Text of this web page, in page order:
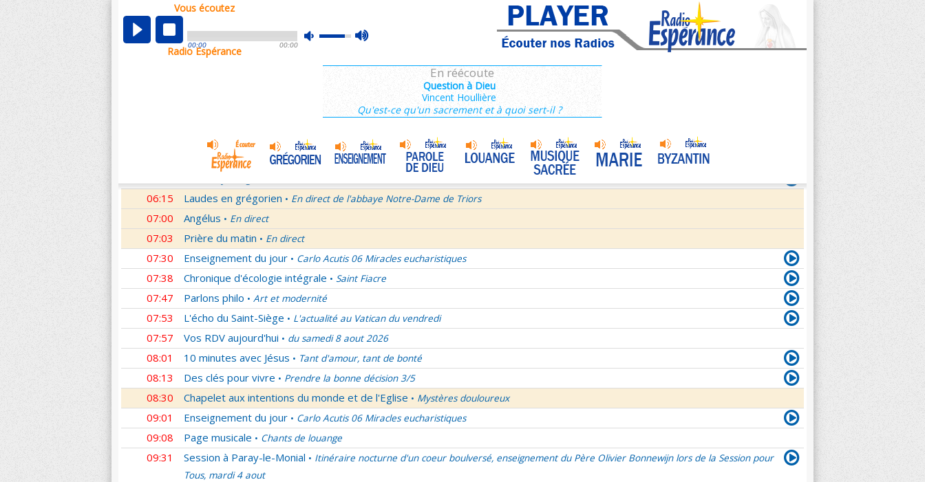
Vous écoutez
mute
max
00:00 00:00
Radio Espérance
En réécoute
Question à Dieu
Vincent Houllière
Qu'est-ce qu'un sacrement et à quoi sert-il ?
00:02
01:00 Hymne acathiste à la Mère de Dieu • Prière mariale de tradition byzantine
01:48 Méditation en Eglise
Les conférences de la Famille Missionnaire de Notre-Dame • La joie dans 3 textes de l'Église
Lettres aux Ephésiens et Philemon
La volonté de Dieu et moi et moi et moi ! 1/2
A l'écoute de Pierre Message pour Journée Mondiale des Communications Sociales 2026
Rencontre • Père Pierre Le Bourgeois - Saint Pierre Chanel Prières
06:15 Laudes en grégorien • En direct de l'abbaye Notre-Dame de Triors
07:00 Angélus • En direct
07:03 Prière du matin • En direct
07:30 Enseignement du jour • Carlo Acutis 06 Miracles eucharistiques
07:38 Chronique d'écologie intégrale • Saint Fiacre
07:47 Parlons philo • Art et modernité
07:53 L'écho du Saint-Siège • L'actualité au Vatican du vendredi
07:57 Vos RDV aujourd'hui • du samedi 8 aout 2026
08:01 10 minutes avec Jésus • Tant d'amour, tant de bonté
08:13 Des clés pour vivre • Prendre la bonne décision 3/5
08:30 Chapelet aux intentions du monde et de l'Eglise • Mystères douloureux
09:01 Enseignement du jour • Carlo Acutis 06 Miracles eucharistiques
09:08 Page musicale • Chants de louange
09:31 Session à Paray-le-Monial • Itinéraire nocturne d'un coeur boulversé, enseignement du Père Olivier Bonnewijn lors de la Session pour
Tous, mardi 4 aout